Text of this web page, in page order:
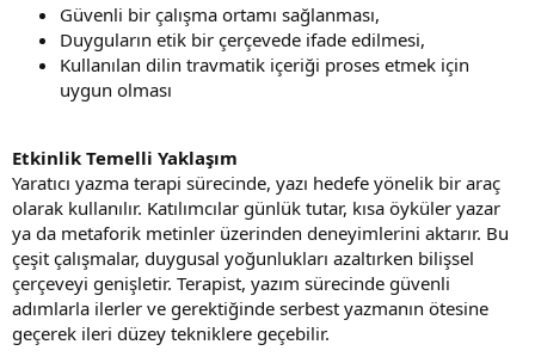
Güvenli bir çalışma ortamı sağlanması,
Duyguların etik bir çerçevede ifade edilmesi,
Kullanılan dilin travmatik içeriği proses etmek için
uygun olması
Etkinlik Temelli Yaklaşım
Yaratıcı yazma terapi sürecinde, yazı hedefe yönelik bir araç
olarak kullanılır. Katılımcılar günlük tutar, kısa öyküler yazar
ya da metaforik metinler üzerinden deneyimlerini aktarır. Bu
çeşit çalışmalar, duygusal yoğunlukları azaltırken bilişsel
çerçeveyi genişletir. Terapist, yazım sürecinde güvenli
adımlarla ilerler ve gerektiğinde serbest yazmanın ötesine
geçerek ileri düzey tekniklere geçebilir.